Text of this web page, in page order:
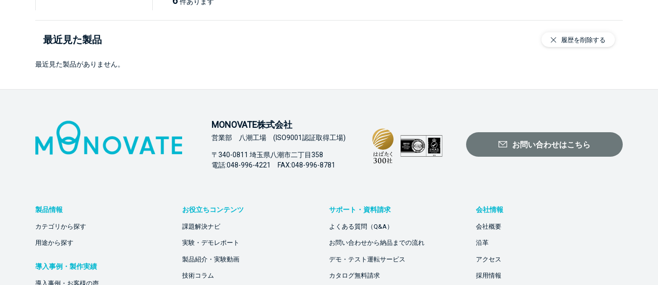
最近見た製品
最近見た製品がありません。
履歴を削除する
MONOVATE株式会社
営業部 八潮工場 (ISO9001認証取得工場)
〒340-0811 埼玉県八潮市二丁目358
電話:048-996-4221 FAX:048-996-8781
お問い合わせはこちら
製品情報
カテゴリから探す
用途から探す
導入事例・製作実績
導入事例・お客様の声
お役立ちコンテンツ
課題解決ナビ
実験・デモレポート
製品紹介・実験動画
技術コラム
サポート・資料請求
よくある質問（Q&A）
お問い合わせから納品までの流れ
デモ・テスト運転サービス
カタログ無料請求
会社情報
会社概要
沿革
アクセス
採用情報